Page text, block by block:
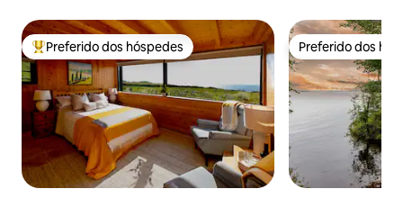
Entre os melhores preferidos dos hóspedes
Preferido dos hóspedes Preferido dos
Preferido dos